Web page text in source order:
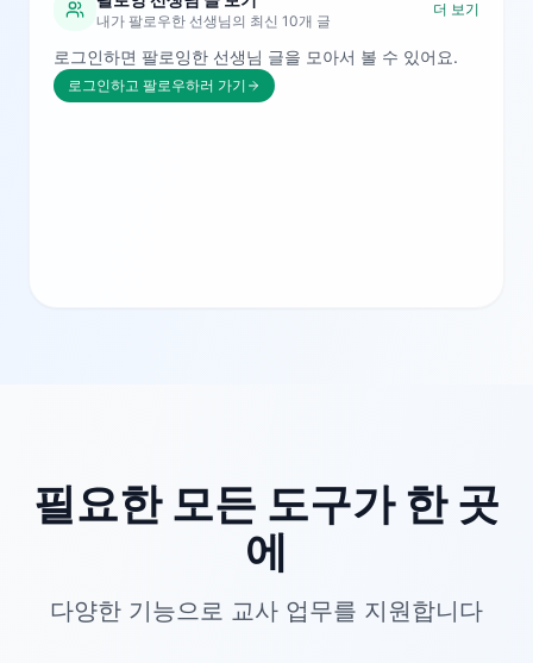
내가 팔로우한 선생님의 최신 10개 글
더 보기
로그인하면 팔로잉한 선생님 글을 모아서 볼 수 있어요.
로그인하고 팔로우하러 가기
필요한 모든 도구가 한 곳
에
다양한 기능으로 교사 업무를 지원합니다